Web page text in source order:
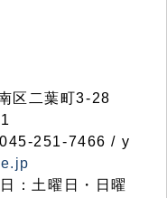
区二葉町3-28
251-7466 / y
：土曜日・日曜